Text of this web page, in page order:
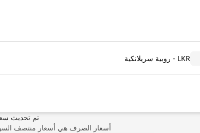
LKR - روبية سريلانكية
تم تحديث
أسعار الصرف هي أسعار منتصف